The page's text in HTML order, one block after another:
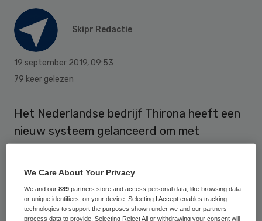
Skipr Redactie
19 september 2019, 09:53
79 keer gelezen
Het Nederlandse bedrijf Thirona heeft een
nieuw systeem gelanceerd om met
kunstmatige intelligentie oogscans
analyseren. Het kan onder meer
ouderdomsblindheid detecteren.
Eerder deze maand werd het
We Care About Your Privacy
We and our889 partners store and access personal data, like browsing data
or unique identifiers, on your device. Selecting I Accept enables tracking
technologies to support the purposes shown under we and our partners
process data to provide. Selecting Reject All or withdrawing your consent will